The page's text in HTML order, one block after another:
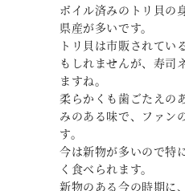
ボイル済みのトリ貝の
県産が多いです。
トリ貝は市販されてい
もしれませんが、寿司
ますね。
柔らかくも歯ごたえの
みのある味で、ファン
す。
今は新物が多いので特
く食べられます。
新物のある今の時期に